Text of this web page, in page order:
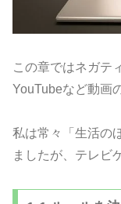
この章ではネガテ
YouTubeなど動画
私は常々「生活の
ましたが、テレビ